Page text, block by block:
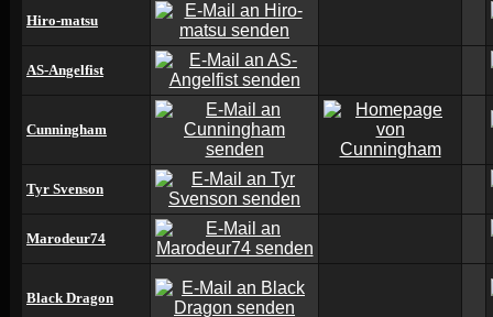
Hiro-matsu
AS-Angelfist
Cunningham
Tyr Svenson
Marodeur74
Black Dragon